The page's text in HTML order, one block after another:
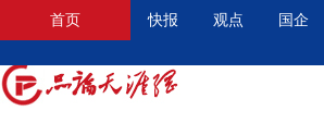
首页 快报 观点 国企